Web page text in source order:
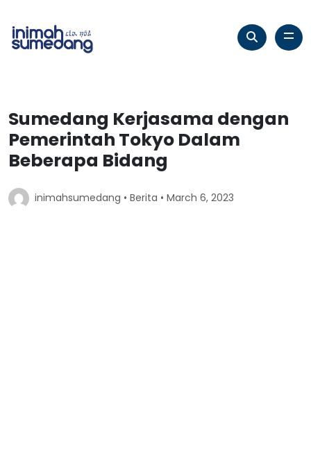
Sumedang Kerjasama dengan
Pemerintah Tokyo Dalam
Beberapa Bidang
inimahsumedang • Berita • March 6, 2023